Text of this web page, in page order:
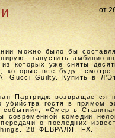
от
можно было бы
запустить
которых уже сняты
которые все будут
Guilty. Купить в
Партридж возвращается
убийства гостя в прямом
«Смерть
современной комедии
о последних
28 ФЕВРАЛЯ, FX.